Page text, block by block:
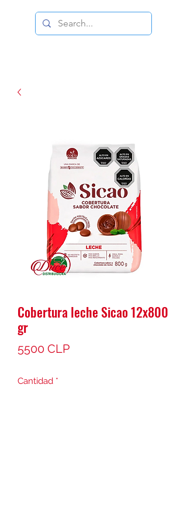
DISTRIBUIDORA DUCE
Cobertura leche Sicao 12x800
gr
5500 CLPPrecio
Cantidad *